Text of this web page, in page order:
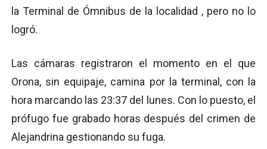
la Terminal de Ómnibus de la localidad , pero no lo
logró.
Las cámaras registraron el momento en el que
Orona, sin equipaje, camina por la terminal, con la
hora marcando las 23:37 del lunes. Con lo puesto, el
prófugo fue grabado horas después del crimen de
Alejandrina gestionando su fuga.